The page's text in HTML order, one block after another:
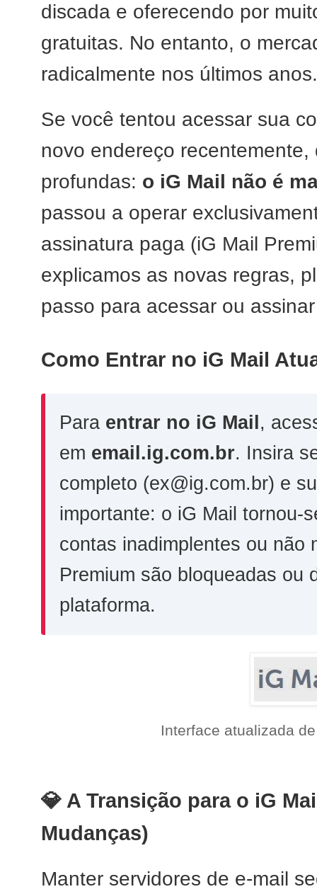
discada e oferecendo por
gratuitas. No entanto, o
radicalmente nos últimos anos.
Se você tentou acessar sua
novo endereço
profundas: o iG Mail não é
passou a operar
assinatura paga (iG Mail
explicamos as novas regras,
passo para acessar ou
Como Entrar no iG Mail
Para entrar no iG Mail ,
em email.ig.com.br. Insira
completo (ex@ig.com.br) e
importante: o iG Mail tornou-
contas inadimplentes ou não
Premium são bloqueadas ou
plataforma.
Interface atualizada
💎 A Transição para o iG
Mudanças)
Manter servidores de e-mail